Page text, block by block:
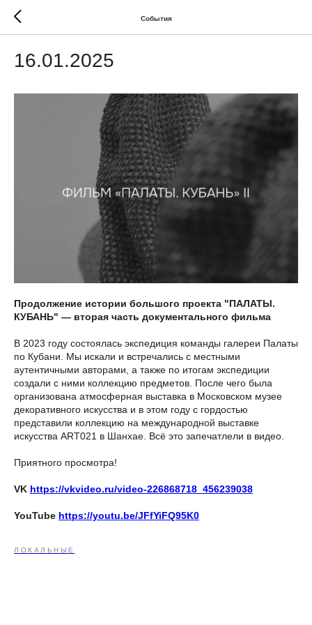
События
16.01.2025
Продолжение истории большого проекта "ПАЛАТЫ.
КУБАНЬ" — вторая часть документального фильма
В 2023 году состоялась экспедиция команды галереи Палаты
по Кубани. Мы искали и встречались с местными
аутентичными авторами, а также по итогам экспедиции
создали с ними коллекцию предметов. После чего была
организована атмосферная выставка в Московском музее
декоративного искусства и в этом году с гордостью
представили коллекцию на международной выставке
искусства ART021 в Шанхае. Всё это запечатлели в видео.
Приятного просмотра!
VK https://vkvideo.ru/video-226868718_456239038
YouTube https://youtu.be/JFfYiFQ95K0
ЛОКАЛЬНЫЕ